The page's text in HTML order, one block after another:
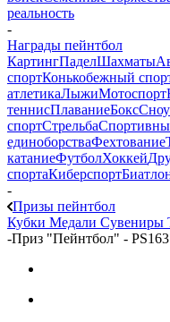
реальность
-
Награды пейнтбол
КартингПаделШахматы
спортКонькобежный
атлетикаЛыжиМотоспорт
теннисПлаваниеБокс
спортСтрельба
единоборстваФехтование
катаниеФутболХоккей
спортаКиберспорт
-
Призы пейнтбол
Кубки Медали Сувениры
-Приз "Пейнтбол" -